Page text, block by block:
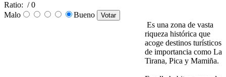
Ratio: / 0
Malo
Bueno
Es una zona de vasta
riqueza histórica que
acoge destinos turísticos
de importancia como La
Tirana, Pica y Mamiña.